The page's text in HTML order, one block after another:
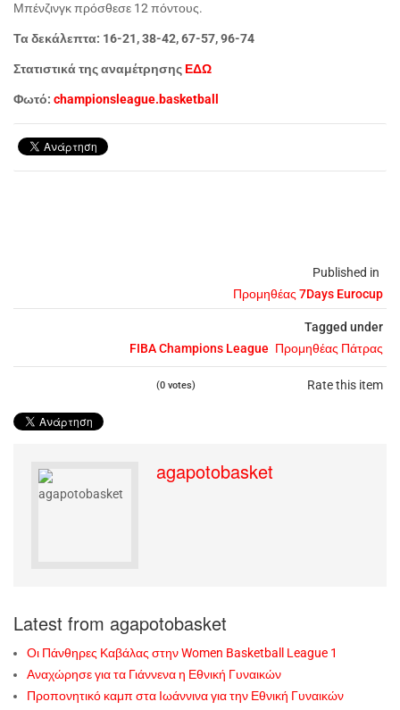
Published in
Προμηθέας 7Days Eurocup
Tagged under
FIBA Champions League Προμηθέας Πάτρας
Rate this item
(0 votes)
Μπένζινγκ πρόσθεσε 12 πόντους.
Τα δεκάλεπτα: 16-21, 38-42, 67-57, 96-74
Στατιστικά της αναμέτρησης ΕΔΩ
Φωτό: championsleague.basketball
agapotobasket
Latest from agapotobasket
Οι Πάνθηρες Καβάλας στην Women Basketball League 1
Αναχώρησε για τα Γιάννενα η Εθνική Γυναικών
Προπονητικό καμπ στα Ιωάννινα για την Εθνική Γυναικών